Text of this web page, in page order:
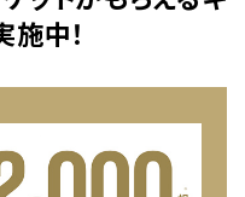
中！